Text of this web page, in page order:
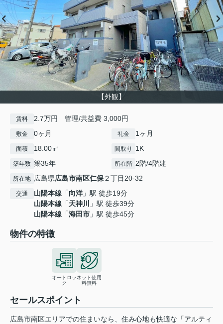
【外観】
賃料 2.7万円 管理/共益費 3,000円
敷金 0ヶ月 礼金 1ヶ月
面積 18.00㎡ 間取り 1K
築年数 築35年 所在階 2階/4階建
所在地 広島県広島市南区仁保２丁目20-32
交通 山陽本線 「向洋 」駅 徒歩19分
山陽本線 「天神川
」駅 徒歩39分
山陽本線 「海田市 」駅 徒歩45分
物件の特徴
オートロッ
ク
ネット使用
料無料
セールスポイント
広島市南区エリアでの住まいなら、住み心地も快適な「アルティ